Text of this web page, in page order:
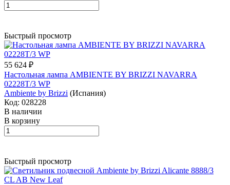
Быстрый просмотр
55 624 ₽
Настольная лампа AMBIENTE BY BRIZZI NAVARRA
02228T/3 WP
Ambiente by Brizzi (Испания)
Код: 028228
В наличии
В корзину
Быстрый просмотр